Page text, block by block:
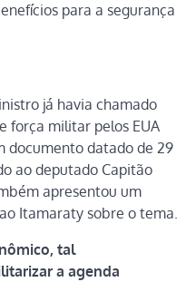
para a segurança
já havia chamado
força militar pelos EUA
documento datado de 29
ao deputado Capitão
apresentou um
Itamaraty sobre o tema.
tal
a agenda